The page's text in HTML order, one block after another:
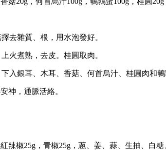
雜質、根，用水泡發好。
煮熟，去皮。桂圓取肉。
銀耳、木耳、香菇、何首烏汁、桂圓肉和鵪
，通脈活絡。
椒25g，青椒25g，蔥、姜、蒜、生抽、白